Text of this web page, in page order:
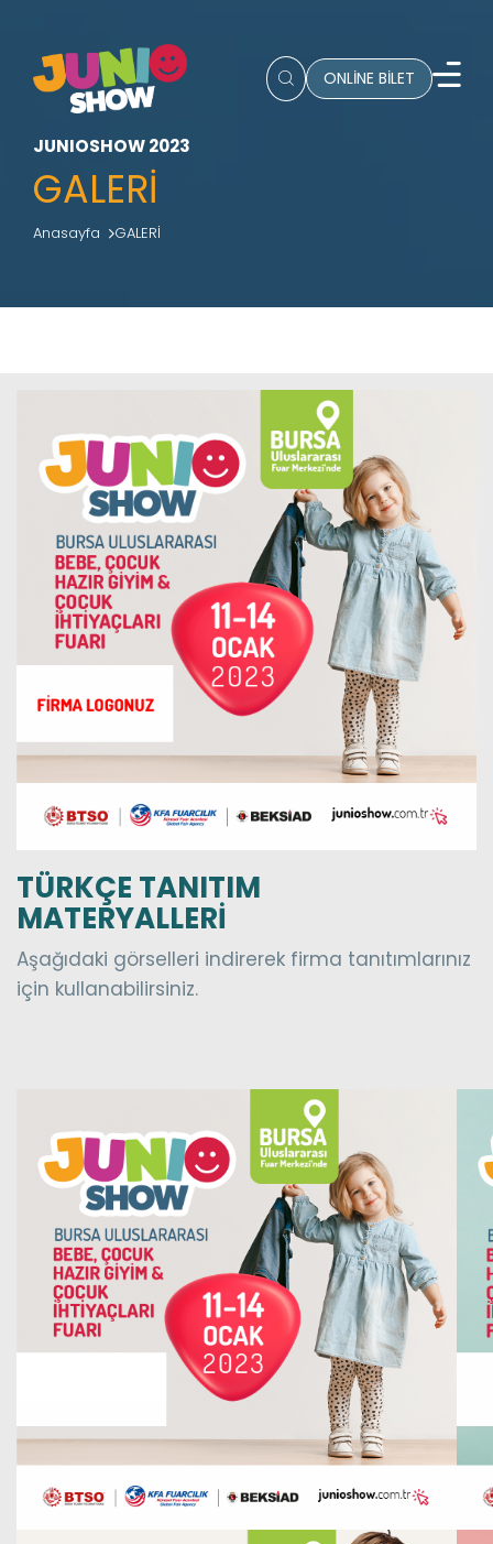
ONLİNE BİLET
JUNIOSHOW 2023
GALERİ
Anasayfa GALERİ
TÜRKÇE TANITIM
MATERYALLERİ
Aşağıdaki görselleri indirerek firma tanıtımlarınız
için kullanabilirsiniz.